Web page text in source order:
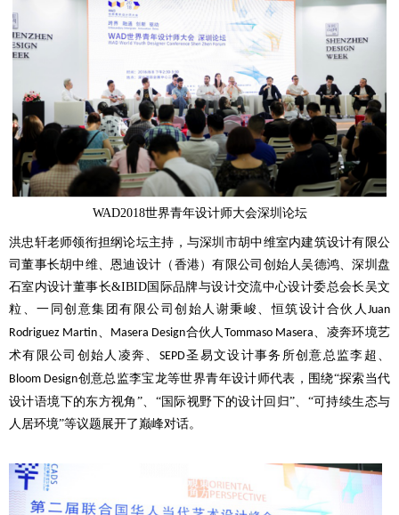
WAD2018世界青年设计师大会深圳论坛
洪忠轩老师领衔担纲论坛主持，与深圳市胡中维室内建筑设计有限公
司董事长胡中维、恩迪设计（香港）有限公司创始人吴德鸿、深圳盘
石室内设计董事长&IBID国际品牌与设计交流中心设计委总会长吴文
粒、一同创意集团有限公司创始人谢秉峻、恒筑设计合伙人 Juan
Rodriguez Martin、 Masera Design合伙人 Tommaso Masera、凌奔环境艺
术有限公司创始人凌奔、 SEPD圣易文设计事务所创意总监李超、
Bloom Design创意总监李宝龙等世界青年设计师代表，围绕“探索当代
设计语境下的东方视角”、“国际视野下的设计回归”、“可持续生态与
人居环境”等议题展开了巅峰对话。